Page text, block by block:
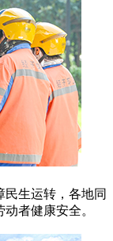
生运转，各地同
者健康安全。